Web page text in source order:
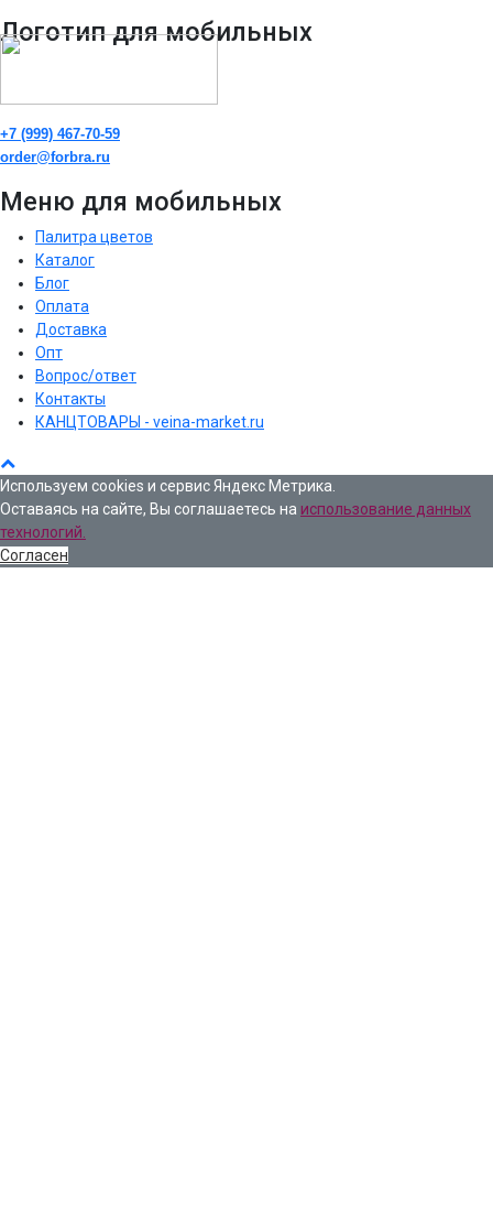
Логотип для мобильных
+7 (999) 467-70-59
order@forbra.ru
Меню для мобильных
Палитра цветов
Каталог
Блог
Оплата
Доставка
Опт
Вопрос/ответ
Контакты
КАНЦТОВАРЫ - veina-market.ru
Используем cookies и сервис Яндекс Метрика.
Оставаясь на сайте, Вы соглашаетесь на использование данных
технологий.
Согласен